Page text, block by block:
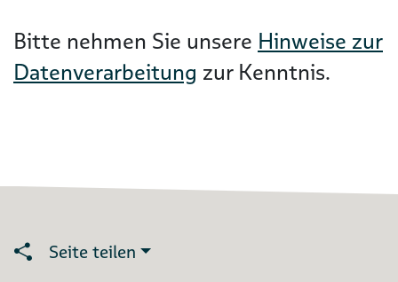
Bitte nehmen Sie unsere Hinweise zur
Datenverarbeitung zur Kenntnis.
Seite teilen